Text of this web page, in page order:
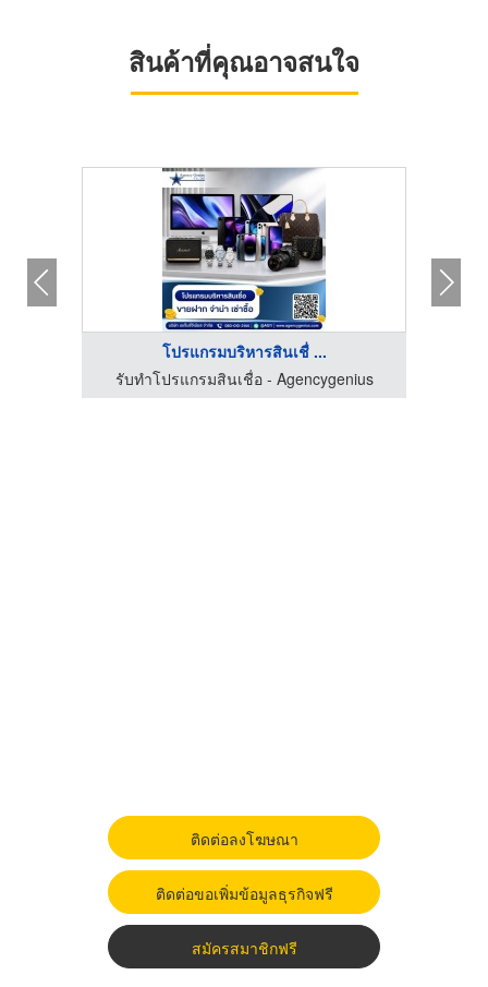
สินค้าที่คุณอาจสนใจ
โปรแกรมบริหารสินเชื่ ...
รับทำโปรแกรมสินเชื่อ - Agencygenius
ติดต่อลงโฆษณา
ติดต่อขอเพิ่มข้อมูลธุรกิจฟรี
สมัครสมาชิกฟรี